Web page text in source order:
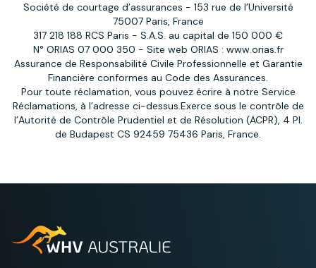
Société de courtage d’assurances - 153 rue de l’Université
75007 Paris, France
317 218 188 RCS Paris - S.A.S. au capital de 150 000 €
N° ORIAS 07 000 350 - Site web ORIAS : www.orias.fr
Assurance de Responsabilité Civile Professionnelle et Garantie
Financière conformes au Code des Assurances.
Pour toute réclamation, vous pouvez écrire à notre Service
Réclamations, à l’adresse ci-dessus.Exerce sous le contrôle de
l’Autorité de Contrôle Prudentiel et de Résolution (ACPR), 4 Pl.
de Budapest CS 92459 75436 Paris, France.